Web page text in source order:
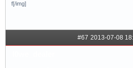
f[/img]
#67 2013-07-08